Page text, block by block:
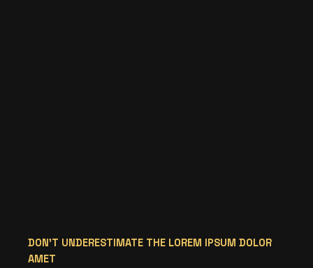
DON’T UNDERESTIMATE THE LOREM IPSUM DOLOR
AMET